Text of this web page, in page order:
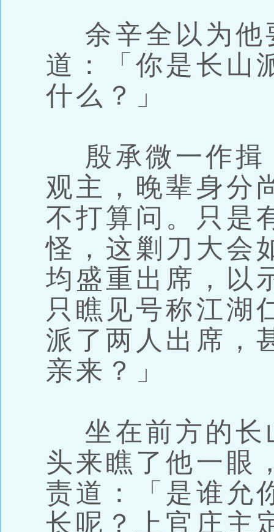
余辛全以为他
道：「你是长山
什么？」
殷承微一作揖
观主，晚辈身分
不打算问。只是
怪，这剿刀大会
均盛重出席，以
只瞧见号称江湖
派了两人出席，
亲来？」
坐在前方的长
头来瞧了他一眼
责道：「是谁允
长呢？上官庄主